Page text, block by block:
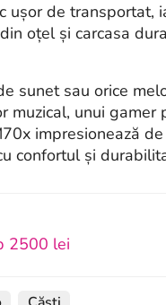
de transportat,
oțel și carcasa
sunet sau orice
muzical, unui
impresionează
confortul și
2500 lei